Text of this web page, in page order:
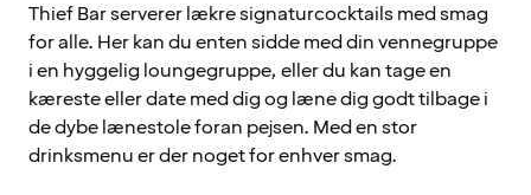
Thief Bar serverer lækre signaturcocktails med smag
for alle. Her kan du enten sidde med din vennegruppe
i en hyggelig loungegruppe, eller du kan tage en
kæreste eller date med dig og læne dig godt tilbage i
de dybe lænestole foran pejsen. Med en stor
drinksmenu er der noget for enhver smag.